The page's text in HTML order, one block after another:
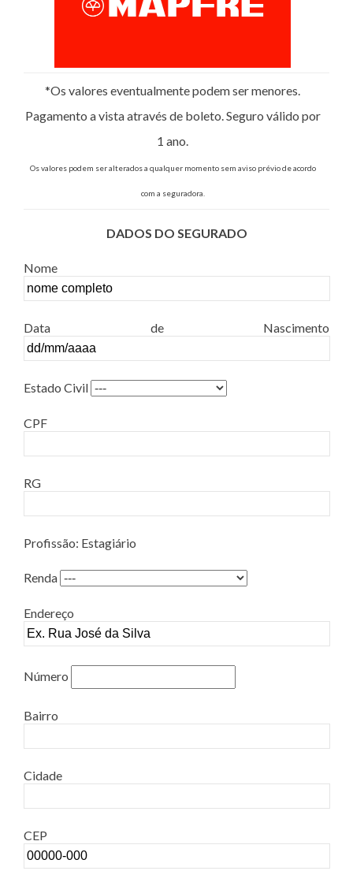
*Os valores eventualmente podem ser menores.
Pagamento a vista através de boleto. Seguro válido por
1 ano.
Os valores podem ser alterados a qualquer momento sem aviso prévio de acordo
com a seguradora.
DADOS DO SEGURADO
Nome
Data de Nascimento
Estado Civil
CPF
RG
Profissão: Estagiário
Renda
Endereço
Número
Bairro
Cidade
CEP